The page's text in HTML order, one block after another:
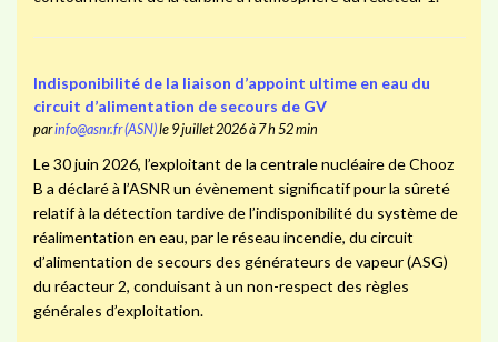
Indisponibilité de la liaison d’appoint ultime en eau du
circuit d’alimentation de secours de GV
parinfo@asnr.fr (ASN)le 9 juillet 2026 à 7 h 52 min
Le 30 juin 2026, l’exploitant de la centrale nucléaire de Chooz
B a déclaré à l’ASNR un évènement significatif pour la sûreté
relatif à la détection tardive de l’indisponibilité du système de
réalimentation en eau, par le réseau incendie, du circuit
d’alimentation de secours des générateurs de vapeur (ASG)
du réacteur 2, conduisant à un non-respect des règles
générales d’exploitation.